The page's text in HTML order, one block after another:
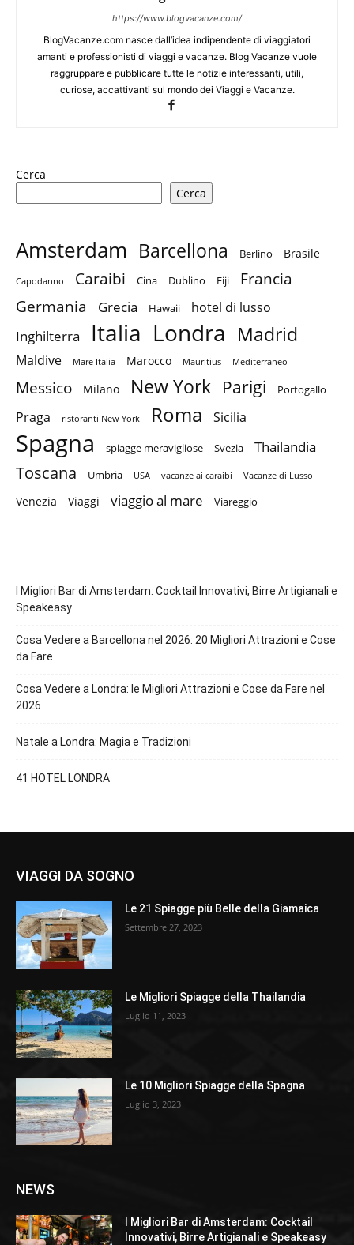
https://www.blogvacanze.com/
BlogVacanze.com nasce dall’idea indipendente di viaggiatori
amanti e professionisti di viaggi e vacanze. Blog Vacanze vuole
raggruppare e pubblicare tutte le notizie interessanti, utili,
curiose, accattivanti sul mondo dei Viaggi e Vacanze.
Cerca
Cerca
Amsterdam Barcellona Berlino Brasile
Capodanno Caraibi Cina Dublino Fiji Francia
Germania Grecia Hawaii hotel di lusso
Inghilterra Italia Londra Madrid
Maldive Mare Italia Marocco Mauritius Mediterraneo
Messico Milano New York Parigi Portogallo
Praga ristoranti New York Roma Sicilia
Spagna spiagge meravigliose Svezia Thailandia
Toscana Umbria USA vacanze ai caraibi Vacanze di Lusso
Venezia Viaggi viaggio al mare Viareggio
I Migliori Bar di Amsterdam: Cocktail Innovativi, Birre Artigianali e
Speakeasy
Cosa Vedere a Barcellona nel 2026: 20 Migliori Attrazioni e Cose
da Fare
Cosa Vedere a Londra: le Migliori Attrazioni e Cose da Fare nel
2026
Natale a Londra: Magia e Tradizioni
41 HOTEL LONDRA
VIAGGI DA SOGNO
Le 21 Spiagge più Belle della Giamaica
Settembre 27, 2023
Le Migliori Spiagge della Thailandia
Luglio 11, 2023
Le 10 Migliori Spiagge della Spagna
Luglio 3, 2023
NEWS
I Migliori Bar di Amsterdam: Cocktail
Innovativi, Birre Artigianali e Speakeasy